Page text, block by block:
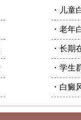
・儿童
・老年
・长期
・学生
・白癜